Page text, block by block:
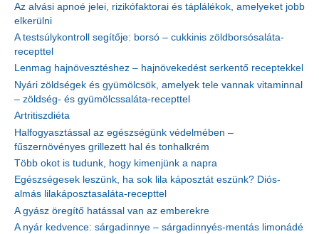
Az alvási apnoé jelei, rizikófaktorai és táplálékok, amelyeket jobb
elkerülni
A testsúlykontroll segítője: borsó – cukkinis zöldborsósaláta-
recepttel
Lenmag hajnövesztéshez – hajnövekedést serkentő receptekkel
Nyári zöldségek és gyümölcsök, amelyek tele vannak vitaminnal
– zöldség- és gyümölcssaláta-recepttel
Artritiszdiéta
Halfogyasztással az egészségünk védelmében –
fűszernövényes grillezett hal és tonhalkrém
Több okot is tudunk, hogy kimenjünk a napra
Egészségesek leszünk, ha sok lila káposztát eszünk? Diós-
almás lilakáposztasaláta-recepttel
A gyász öregítő hatással van az emberekre
A nyár kedvence: sárgadinnye – sárgadinnyés-mentás limonádé